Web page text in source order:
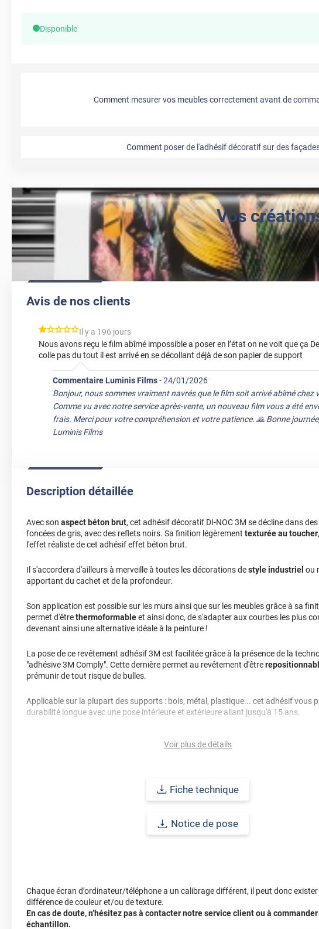
Disponible
Comment mesurer vos meubles correctement avant de
Comment poser de l'adhésif décoratif sur des
Vos
Avis de nos clients
*****
Il y a 196 jours
Nous avons reçu le film abîmé impossible a poser en l’état on ne voit que ça
colle pas du tout il est arrivé en se décollant déjà de son papier de support
Commentaire Luminis Films-24/01/2026
Bonjour, nous sommes vraiment navrés que le film soit arrivé abîmé chez
Comme vu avec notre service après-vente, un nouveau film vous a été
frais. Merci pour votre compréhension et votre patience. 🙏 Bonne
Luminis Films
Description détaillée
Avec son aspect béton brut, cet adhésif décoratif DI-NOC 3M se décline dans
foncées de gris, avec des reflets noirs. Sa finition légèrement texturée au toucher
l'effet réaliste de cet adhésif effet béton brut.
Il s'accordera d'ailleurs à merveille à toutes les décorations destyle industriel ou
apportant du cachet et de la profondeur.
Son application est possible sur les murs ainsi que sur les meubles grâce à sa
permet d'êtrethermoformableet ainsi donc, de s'adapter aux courbes les plus
devenant ainsi une alternative idéale à la peinture !
La pose de ce revêtement adhésif 3M est facilitée grâce à la présence de la
"adhésive 3M Comply". Cette dernière permet au revêtement d'être
prémunir de tout risque de bulles.
Applicable sur la plupart des supports : bois, métal, plastique... cet adhésif vous
durabilité longue avec une pose intérieure et extérieure allant jusqu'à 15 ans.
Voir plus de détails
Fiche technique
Notice de pose
Chaque écran d’ordinateur/téléphone a un calibrage différent, il peut donc
différence de couleur et/ou de texture.
En cas de doute, n’hésitez pas à contacter notre service client ou à
échantillon.